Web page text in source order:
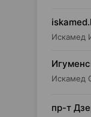
Искамед
пр-т